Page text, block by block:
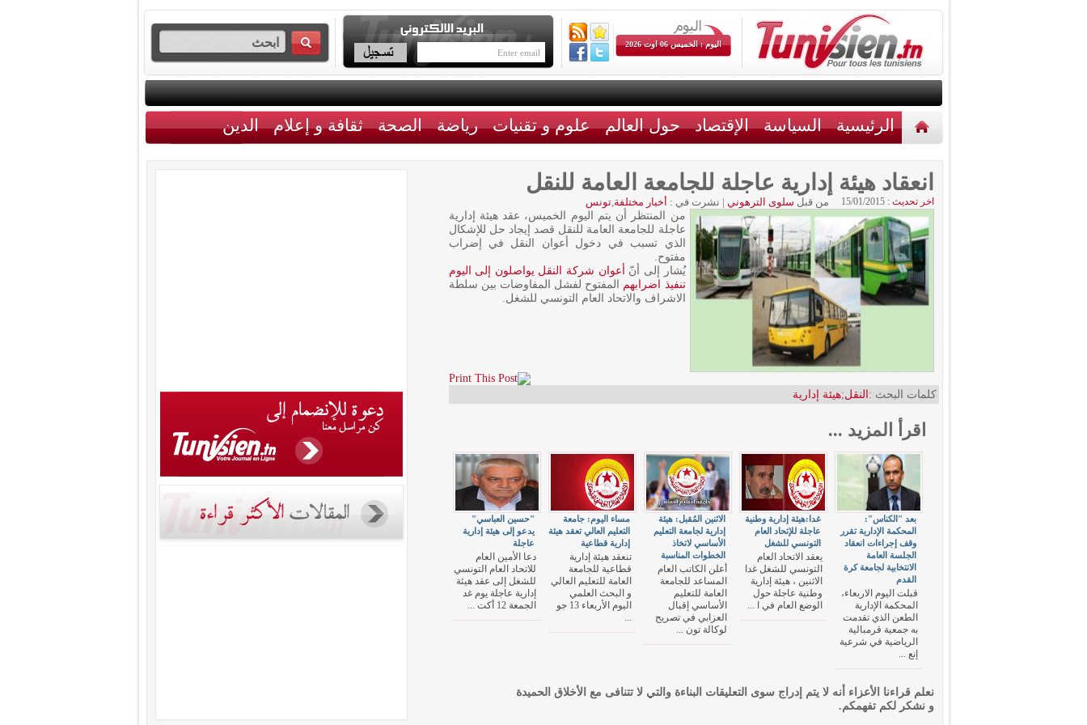
اليوم : الخميس 06 اوت 2026
الرئيسية السياسة الإقتصاد حول العالم علوم و تقنيات رياضة الصحة ثقافة و إعلام الدين
انعقاد هيئة إدارية عاجلة للجامعة العامة للنقل
اخر تحديث : 15/01/2015 من قبل سلوى الترهوني | نشرت في : أخبار مختلفة,تونس
من المنتظر أن يتم اليوم الخميس، عقد هيئة إدارية
عاجلة للجامعة العامة للنقل قصد إيجاد حل للإشكال
الذي تسبب في دخول أعوان النقل في إضراب
مفتوح.
يُشار إلى أنّ
أعوان شركة النقل يواصلون إلى اليوم
تنفيذ اضرابهم المفتوح لفشل المفاوضات بين سلطة
الاشراف والاتحاد العام التونسي للشغل.
كلمات البحث : النقل;هيئة إدارية
اقرأ المزيد ...
"حسين العباسي"
يدعو إلى هيئة إدارية
عاجلة
دعا الأمين العام
للاتحاد العام التونسي
للشغل إلى عقد هيئة
إدارية عاجلة يوم غد
الجمعة 12 أكت ...
مساء اليوم: جامعة
التعليم العالي تعقد هيئة
إدارية قطاعية
تنعقد هيئة إدارية
قطاعية للجامعة
العامة للتعليم العالي
و البحث العلمي
اليوم الأربعاء 13 جو
...
الاثنين المُقبل: هيئة
إدارية لجامعة التعليم
الأساسي لاتخاذ
الخطوات المناسبة
أعلن الكاتب العام
المساعد للجامعة
العامة للتعليم
الأساسي إقبال
العزابي في تصريح
لوكالة تون ...
غدا:هيئة إدارية وطنية
عاجلة للإتحاد العام
التونسي للشغل
يعقد الاتحاد العام
التونسي للشغل غدا
الاثنين ، هيئة إدارية
وطنية عاجلة حول
الوضع العام في ا ...
بعد "الكناس":
المحكمة الإدارية تقرر
وقف إجراءات انعقاد
الجلسة العامة
الانتخابية لجامعة كرة
القدم
قبلت اليوم الاربعاء،
المحكمة الإدارية
الطعن الذي تقدمت
به جمعية قرمبالية
الرياضية في شرعية
إنع ...
نعلم قراءنا الأعزاء أنه لا يتم إدراج سوى التعليقات البناءة والتي لا تتنافى مع الأخلاق الحميدة
و نشكر لكم تفهمكم.